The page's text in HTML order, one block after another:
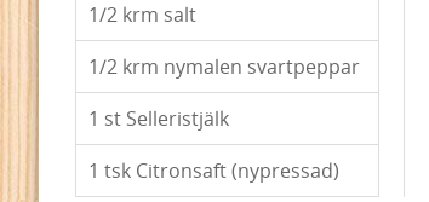
1/2 krm salt
1/2 krm nymalen svartpeppar
1 st Selleristjälk
1 tsk Citronsaft (nypressad)